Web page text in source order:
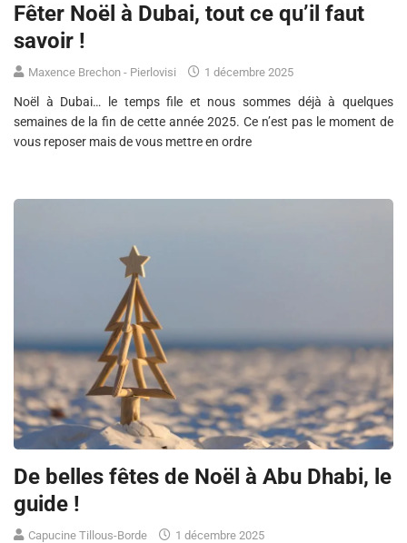
Fêter Noël à Dubai, tout ce qu’il faut
savoir !
Maxence Brechon - Pierlovisi 1 décembre 2025
Noël à Dubai… le temps file et nous sommes déjà à quelques
semaines de la fin de cette année 2025. Ce n’est pas le moment de
vous reposer mais de vous mettre en ordre
De belles fêtes de Noël à Abu Dhabi, le
guide !
Capucine Tillous-Borde 1 décembre 2025